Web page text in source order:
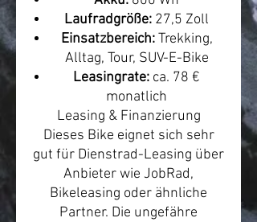
Laufradgröße: 27,5 Zoll
Einsatzbereich:Trekking,
Alltag, Tour, SUV-E-Bike
Leasingrate: ca. 78 €
monatlich
Leasing & Finanzierung
Dieses Bike eignet sich sehr
gut für Dienstrad-Leasing über
Anbieter wie JobRad,
Bikeleasing oder ähnliche
Partner. Die ungefähre